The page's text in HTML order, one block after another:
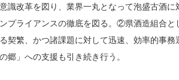
識改革を図り、業界一丸となって泡盛古酒
プライアンスの徹底を図る。②県酒造組合と
契繁、かつ諸課題に対して迅速、効率的事
郷」への支援も引き続き行う。